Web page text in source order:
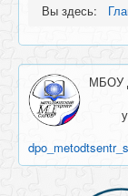
Вы здесь:
МБОУ